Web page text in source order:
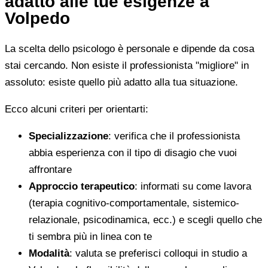
Volpedo
La scelta dello psicologo è personale e dipende da cosa
stai cercando. Non esiste il professionista "migliore" in
assoluto: esiste quello più adatto alla tua situazione.
Ecco alcuni criteri per orientarti:
Specializzazione: verifica che il professionista
abbia esperienza con il tipo di disagio che vuoi
affrontare
Approccio terapeutico: informati su come lavora
(terapia cognitivo-comportamentale, sistemico-
relazionale, psicodinamica, ecc.) e scegli quello che
ti sembra più in linea con te
Modalità: valuta se preferisci colloqui in studio a